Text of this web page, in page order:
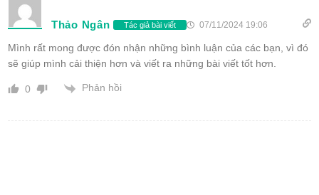
Thảo Ngân Tác giả bài viết 07/11/2024 19:06
Mình rất mong được đón nhận những bình luận của các bạn, vì đó
sẽ giúp mình cải thiện hơn và viết ra những bài viết tốt hơn.
0 Phản hồi